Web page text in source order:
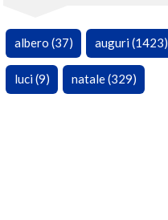
albero (37) auguri (1423)
luci (9) natale (329)